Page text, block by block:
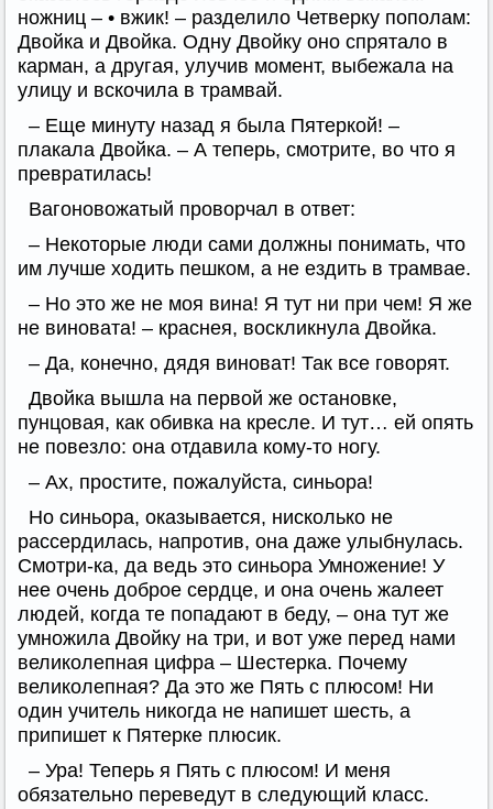
ножниц – • вжик! – разделило Четверку пополам:
Двойка и Двойка. Одну Двойку оно спрятало в
карман, а другая, улучив момент, выбежала на
улицу и вскочила в трамвай.
– Еще минуту назад я была Пятеркой! –
плакала Двойка. – А теперь, смотрите, во что я
превратилась!
Вагоновожатый проворчал в ответ:
– Некоторые люди сами должны понимать, что
им лучше ходить пешком, а не ездить в трамвае.
– Но это же не моя вина! Я тут ни при чем! Я же
не виновата! – краснея, воскликнула Двойка.
– Да, конечно, дядя виноват! Так все говорят.
Двойка вышла на первой же остановке,
пунцовая, как обивка на кресле. И тут… ей опять
не повезло: она отдавила кому-то ногу.
– Ах, простите, пожалуйста, синьора!
Но синьора, оказывается, нисколько не
рассердилась, напротив, она даже улыбнулась.
Смотри-ка, да ведь это синьора Умножение! У
нее очень доброе сердце, и она очень жалеет
людей, когда те попадают в беду, – она тут же
умножила Двойку на три, и вот уже перед нами
великолепная цифра – Шестерка. Почему
великолепная? Да это же Пять с плюсом! Ни
один учитель никогда не напишет шесть, а
припишет к Пятерке плюсик.
– Ура! Теперь я Пять с плюсом! И меня
обязательно переведут в следующий класс.